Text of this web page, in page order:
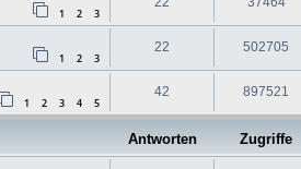
1 2 3
1 2 3
22 502705
1 2 3 4 5
42 897521
Antworten Zugriffe